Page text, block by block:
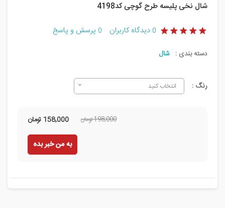
شال نخی پلیسه طرح گوچی کد4198
0 دیدگاه کاربران 0 پرسش و پاسخ
دسته بندی : شال
رنگ : انتخاب کنید
198,000 تومان 158,000 تومان
به من خبر بده